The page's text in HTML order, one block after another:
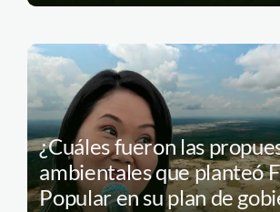
¿Cuáles fueron las
ambientales que planteó
Popular en su plan de